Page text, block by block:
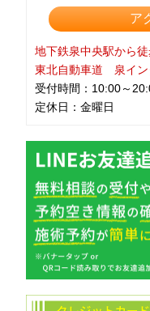
ア
地下鉄泉中央駅から
東北自動車道 泉イン
受付時間：10:00～
定休日：金曜日